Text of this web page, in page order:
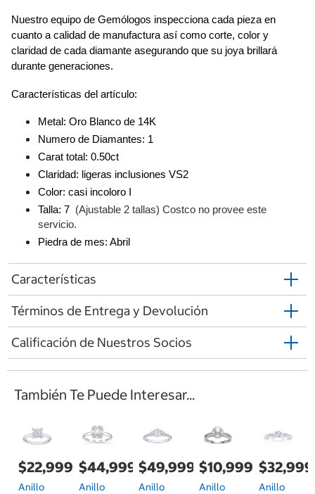
Nuestro equipo de Gemólogos inspecciona cada pieza en
cuanto a calidad de manufactura así como corte, color y
claridad de cada diamante asegurando que su joya brillará
durante generaciones.
Características del artículo:
Metal: Oro Blanco de 14K
Numero de Diamantes: 1
Carat total: 0.50ct
Claridad: ligeras inclusiones VS2
Color: casi incoloro I
Talla: 7 (Ajustable 2 tallas) Costco no provee este
servicio.
Piedra de mes: Abril
Características
Términos de Entrega y Devolución
Calificación de Nuestros Socios
También Te Puede Interesar...
$22,999.00
Anillo
$44,999.00
Anillo
$49,999.00
Anillo
$10,999.00
Anillo Anillo